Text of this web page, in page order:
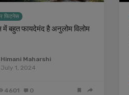
फिटनेस
में बहुत फायदेमंद है अनुलोम विलोम
Himani Maharshi
July 1, 2024
4601 0